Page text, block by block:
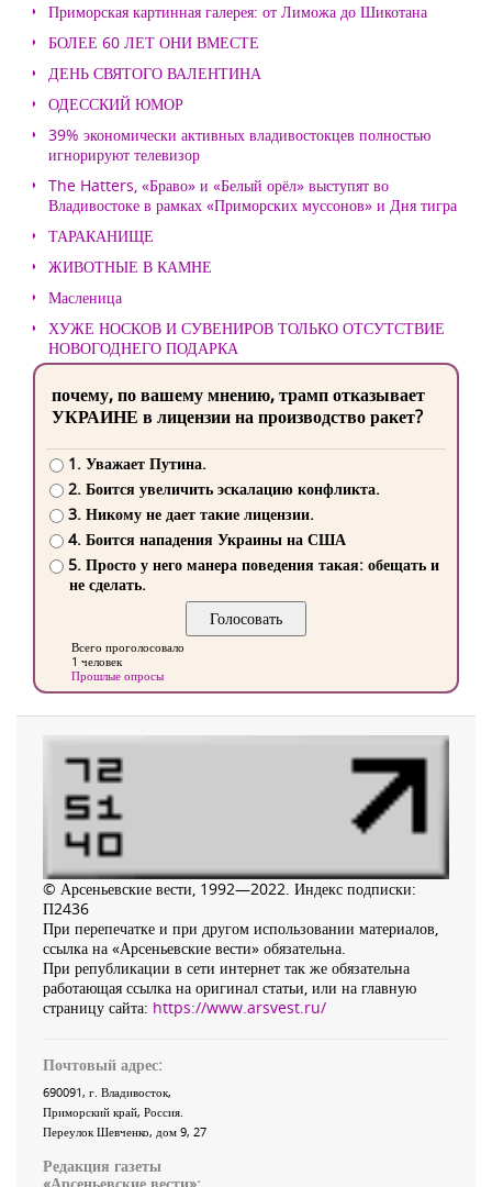
Приморская картинная галерея: от Лиможа до Шикотана
БОЛЕЕ 60 ЛЕТ ОНИ ВМЕСТЕ
ДЕНЬ СВЯТОГО ВАЛЕНТИНА
ОДЕССКИЙ ЮМОР
39% экономически активных владивостокцев полностью
игнорируют телевизор
The Hatters, «Браво» и «Белый орёл» выступят во
Владивостоке в рамках «Приморских муссонов» и Дня тигра
ТАРАКАНИЩЕ
ЖИВОТНЫЕ В КАМНЕ
Масленица
ХУЖЕ НОСКОВ И СУВЕНИРОВ ТОЛЬКО ОТСУТСТВИЕ
НОВОГОДНЕГО ПОДАРКА
почему, по вашему мнению, трамп отказывает
УКРАИНЕ в лицензии на производство ракет?
1. Уважает Путина.
2. Боится увеличить эскалацию конфликта.
3. Никому не дает такие лицензии.
4. Боится нападения Украины на США
5. Просто у него манера поведения такая: обещать и
не сделать.
Всего проголосовало
1 человек
Прошлые опросы
© Арсеньевские вести, 1992—2022. Индекс подписки:
П2436
При перепечатке и при другом использовании материалов,
ссылка на «Арсеньевские вести» обязательна.
При републикации в сети интернет так же обязательна
работающая ссылка на оригинал статьи, или на главную
страницу сайта: https://www.arsvest.ru/
Почтовый адрес:
690091, г. Владивосток,
Приморский край, Россия
Переулок Шевченко, дом 9, 27
Редакция газеты